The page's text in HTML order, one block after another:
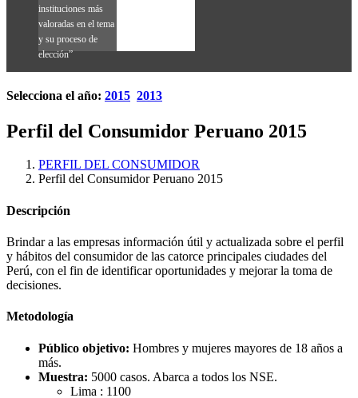
instituciones más
valoradas en el tema
y su proceso de
elección”
Selecciona el año: 2015 2013
Perfil del Consumidor Peruano 2015
PERFIL DEL CONSUMIDOR
Perfil del Consumidor Peruano 2015
Descripción
Brindar a las empresas información útil y actualizada sobre el perfil
y hábitos del consumidor de las catorce principales ciudades del
Perú, con el fin de identificar oportunidades y mejorar la toma de
decisiones.
Metodología
Público objetivo: Hombres y mujeres mayores de 18 años a
más.
Muestra: 5000 casos. Abarca a todos los NSE.
Lima : 1100